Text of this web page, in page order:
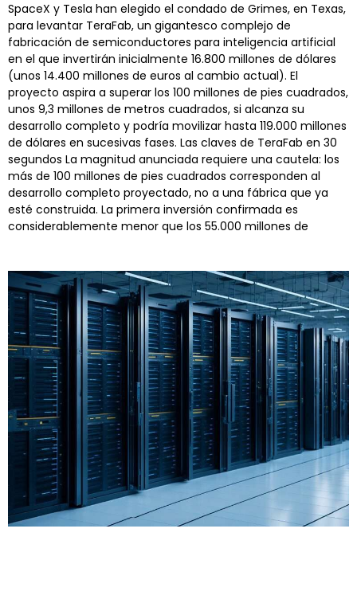
SpaceX y Tesla han elegido el condado de Grimes, en Texas,
para levantar TeraFab, un gigantesco complejo de
fabricación de semiconductores para inteligencia artificial
en el que invertirán inicialmente 16.800 millones de dólares
(unos 14.400 millones de euros al cambio actual). El
proyecto aspira a superar los 100 millones de pies cuadrados,
unos 9,3 millones de metros cuadrados, si alcanza su
desarrollo completo y podría movilizar hasta 119.000 millones
de dólares en sucesivas fases. Las claves de TeraFab en 30
segundos La magnitud anunciada requiere una cautela: los
más de 100 millones de pies cuadrados corresponden al
desarrollo completo proyectado, no a una fábrica que ya
esté construida. La primera inversión confirmada es
considerablemente menor que los 55.000 millones de